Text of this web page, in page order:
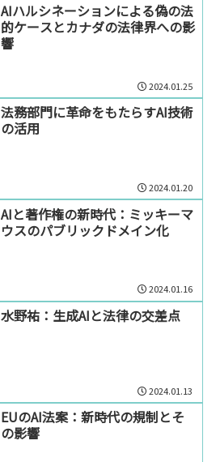
AIハルシネーションによる偽の法
的ケースとカナダの法律界への影
響
2024.01.25
法務部門に革命をもたらすAI技術
の活用
2024.01.20
AIと著作権の新時代：ミッキーマ
ウスのパブリックドメイン化
2024.01.16
水野祐：生成AIと法律の交差点
2024.01.13
EUのAI法案：新時代の規制とそ
の影響